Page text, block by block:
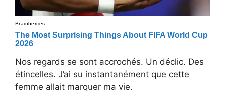
Nos regards se sont accrochés. Un déclic. Des
étincelles. J’ai su instantanément que cette
femme allait marquer ma vie.